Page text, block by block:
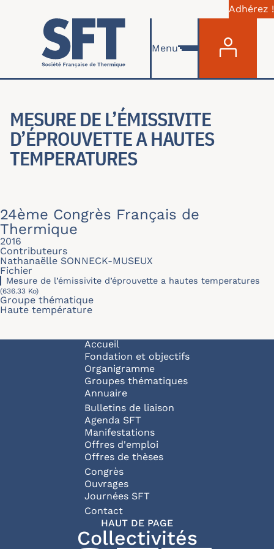
Aller au contenu principal
Adhérez !
Menu
MESURE DE L’ÉMISSIVITE
D’ÉPROUVETTE A HAUTES
TEMPERATURES
24ème Congrès Français de
Thermique
2016
Contributeurs
Nathanaëlle SONNECK-MUSEUX
Fichier
Mesure de l’émissivite d’éprouvette a hautes temperatures
(636.33 Ko)
Groupe thématique
Haute température
Navigation principale
Accueil
Fondation et objectifs
Organigramme
Groupes thématiques
Annuaire
Bulletins de liaison
Agenda SFT
Manifestations
Offres d'emploi
Offres de thèses
Congrès
Ouvrages
Journées SFT
Pied de page
Contact
HAUT DE PAGE
Collectivités